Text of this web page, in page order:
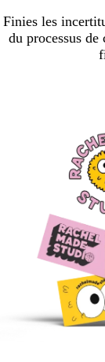
Finies les
du processus